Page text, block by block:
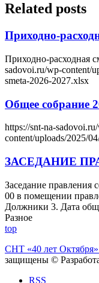
Related posts
Приходно-
Приходно-расходная
sadovoi.ru/wp-content/
smeta-2026-2027.xlsx
Общее собрание
https://snt-na-
content/uploads/2025/
ЗАСЕДАНИЕ
Заседание правления
00 в помещении
Должники 3. Дата
Разное
top
СНТ «40 лет
защищены ©
RSS